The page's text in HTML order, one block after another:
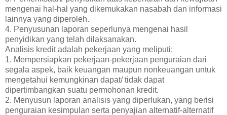
mengenai hal-hal yang dikemukakan nasabah dan informasi
lainnya yang diperoleh.
4. Penyusunan laporan seperlunya mengenai hasil
penyidikan yang telah dilaksanakan.
Analisis kredit adalah pekerjaan yang meliputi:
1. Mempersiapkan pekerjaan-pekerjaan penguraian dari
segala aspek, baik keuangan maupun nonkeuangan untuk
mengetahui kemungkinan dapat/ tidak dapat
dipertimbangkan suatu permohonan kredit.
2. Menyusun laporan analisis yang diperlukan, yang berisi
penguraian kesimpulan serta penyajian alternatif-alternatif